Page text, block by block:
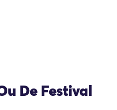
De Festival